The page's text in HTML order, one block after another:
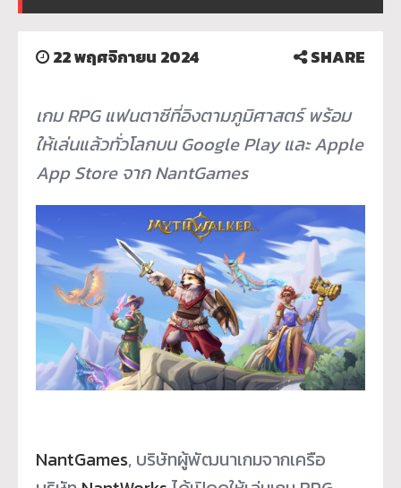
22 พฤศจิกายน 2024 SHARE
เกม RPG แฟนตาซีที่อิงตามภูมิศาสตร์ พร้อม
ให้เล่นแล้วทั่วโลกบน Google Play และ Apple
App Store จาก NantGames
NantGames, บริษัทผู้พัฒนาเกมจากเครือ